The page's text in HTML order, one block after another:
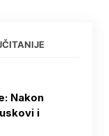
Nakon
i